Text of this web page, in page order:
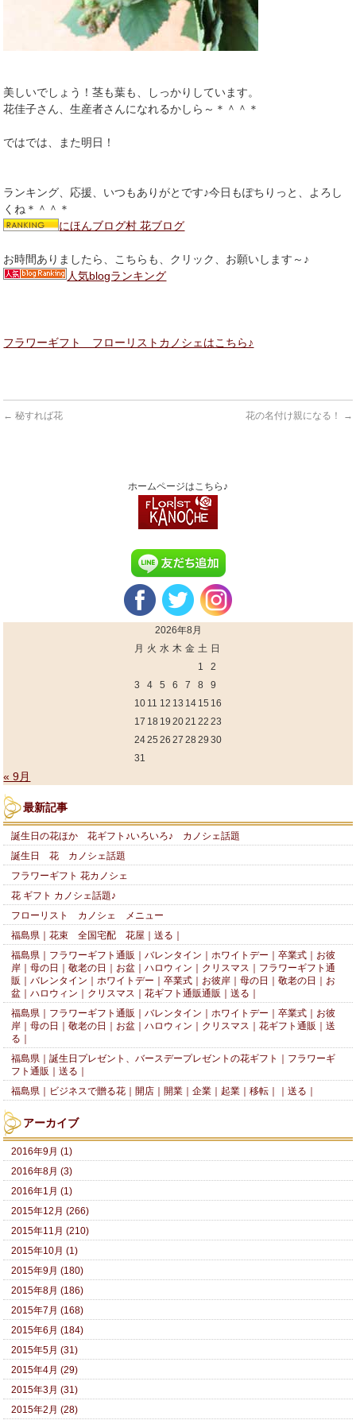
美しいでしょう！茎も葉も、しっかりしています。
花佳子さん、生産者さんになれるかしら～＊＾＾＊
ではでは、また明日！
ランキング、応援、いつもありがとです♪今日もぽちりっと、よろし
くね＊＾＾＊
にほんブログ村 花ブログ
お時間ありましたら、こちらも、クリック、お願いします～♪
人気blogランキング
フラワーギフト フローリストカノシェはこちら♪
← 秘すれば花 花の名付け親になる！ →
ホームページはこちら♪
2026年8月
月 火 水 木 金 土 日
1
2
3
4 5 6 7 8
9
10 11 12 13 14 15 16
17 18 19 2021 22 23
2425 26 27 28 29 30
31
« 9月
最新記事
誕生日の花ほか 花ギフト♪いろいろ♪ カノシェ話題
誕生日 花 カノシェ話題
フラワーギフト 花カノシェ
花 ギフト カノシェ話題♪
フローリスト カノシェ メニュー
福島県｜花束 全国宅配 花屋｜送る｜
福島県｜フラワーギフト通販｜バレンタイン｜ホワイトデー｜卒業式｜お彼
岸｜母の日｜敬老の日｜お盆｜ハロウィン｜クリスマス｜フラワーギフト通
販｜バレンタイン｜ホワイトデー｜卒業式｜お彼岸｜母の日｜敬老の日｜お
盆｜ハロウィン｜クリスマス｜花ギフト通販通販｜送る｜
福島県｜フラワーギフト通販｜バレンタイン｜ホワイトデー｜卒業式｜お彼
岸｜母の日｜敬老の日｜お盆｜ハロウィン｜クリスマス｜花ギフト通販｜送
る｜
福島県｜誕生日プレゼント、バースデープレゼントの花ギフト｜フラワーギ
フト通販｜送る｜
福島県｜ビジネスで贈る花｜開店｜開業｜企業｜起業｜移転｜｜送る｜
アーカイブ
2016年9月 (1)
2016年8月 (3)
2016年1月 (1)
2015年12月 (266)
2015年11月 (210)
2015年10月 (1)
2015年9月 (180)
2015年8月 (186)
2015年7月 (168)
2015年6月 (184)
2015年5月 (31)
2015年4月 (29)
2015年3月 (31)
2015年2月 (28)